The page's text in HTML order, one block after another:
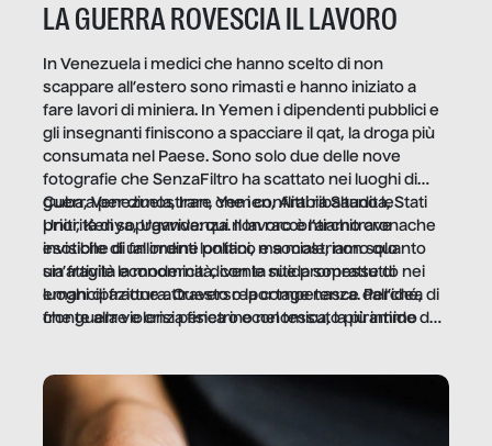
LA GUERRA ROVESCIA IL LAVORO
In Venezuela i medici che hanno scelto di non
scappare all’estero sono rimasti e hanno iniziato a
fare lavori di miniera. In Yemen i dipendenti pubblici e
gli insegnanti finiscono a spacciare il qat, la droga più
consumata nel Paese. Sono solo due delle nove
fotografie che SenzaFiltro ha scattato nei luoghi di
guerra per dimostrare che i conflitti ribaltano le
priorità di sopravvivenza. Il lavoro è l’architrave
invisibile di un ordine politico e sociale, non solo
un’attività economica: diventa nitida soprattutto nei
luoghi di frattura. Questo reportage nasce dall’idea
che guerre e crisi penetrino nel tessuto più intimo
Cuba, Venezuela, Iran, Yemen, Arabia Saudita, Stati
Uniti, Kenya, Uganda: qui non raccontiamo cronache
esotiche di fallimenti lontani, ma mostriamo quanto
sia fragile la modernità, con le sue promesse di
emancipazione attraverso la competenza. Perché, di
fronte alla violenza fisica o economica, la piramide del